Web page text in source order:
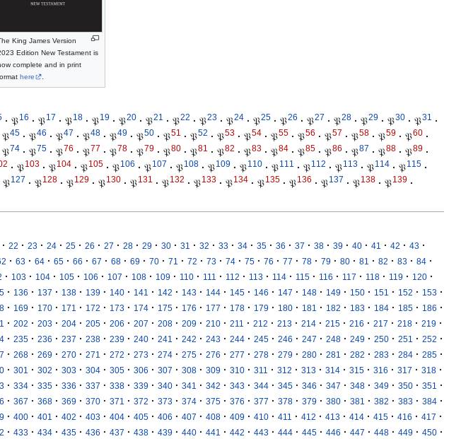
King James Version
Edition New Testament is
complete and in print
here .
· 𝔓16 · 𝔓17 · 𝔓18 · 𝔓19 · 𝔓20 · 𝔓21 · 𝔓22 · 𝔓23 · 𝔓24 · 𝔓25 · 𝔓26 · 𝔓27 · 𝔓28 · 𝔓29 · 𝔓30 · 𝔓31 ·
𝔓45 · 𝔓46 · 𝔓47 · 𝔓48 · 𝔓49 · 𝔓50 · 𝔓51 · 𝔓52 · 𝔓53 · 𝔓54 · 𝔓55 · 𝔓56 · 𝔓57 · 𝔓58 · 𝔓59 · 𝔓60 ·
𝔓74 · 𝔓75 · 𝔓76 · 𝔓77 · 𝔓78 · 𝔓79 · 𝔓80 · 𝔓81 · 𝔓82 · 𝔓83 · 𝔓84 · 𝔓85 · 𝔓86 · 𝔓87 · 𝔓88 · 𝔓89 ·
· 𝔓103 · 𝔓104 · 𝔓105 · 𝔓106 · 𝔓107 · 𝔓108 · 𝔓109 · 𝔓110 · 𝔓111 · 𝔓112 · 𝔓113 · 𝔓114 · 𝔓115 ·
𝔓127 · 𝔓128 · 𝔓129 · 𝔓130 · 𝔓131 · 𝔓132 · 𝔓133 · 𝔓134 · 𝔓135 · 𝔓136 · 𝔓137 · 𝔓138 · 𝔓139 ·
· 22 · 23 · 24 · 25 · 26 · 27 · 28 · 29 · 30 · 31 · 32 · 33 · 34 · 35 · 36 · 37 · 38 · 39 · 40 · 41 · 42 · 43 ·
· 63 · 64 · 65 · 66 · 67 · 68 · 69 · 70 · 71 · 72 · 73 · 74 · 75 · 76 · 77 · 78 · 79 · 80 · 81 · 82 · 83 · 84 ·
· 103 · 104 · 105 · 106 · 107 · 108 · 109 · 110 · 111 · 112 · 113 · 114 · 115 · 116 · 117 · 118 · 119 · 120 ·
· 136 · 137 · 138 · 139 · 140 · 141 · 142 · 143 · 144 · 145 · 146 · 147 · 148 · 149 · 150 · 151 · 152 · 153 ·
· 169 · 170 · 171 · 172 · 173 · 174 · 175 · 176 · 177 · 178 · 179 · 180 · 181 · 182 · 183 · 184 · 185 · 186 ·
· 202 · 203 · 204 · 205 · 206 · 207 · 208 · 209 · 210 · 211 · 212 · 213 · 214 · 215 · 216 · 217 · 218 · 219 ·
· 235 · 236 · 237 · 238 · 239 · 240 · 241 · 242 · 243 · 244 · 245 · 246 · 247 · 248 · 249 · 250 · 251 · 252 ·
· 268 · 269 · 270 · 271 · 272 · 273 · 274 · 275 · 276 · 277 · 278 · 279 · 280 · 281 · 282 · 283 · 284 · 285 ·
· 301 · 302 · 303 · 304 · 305 · 306 · 307 · 308 · 309 · 310 · 311 · 312 · 313 · 314 · 315 · 316 · 317 · 318 ·
· 334 · 335 · 336 · 337 · 338 · 339 · 340 · 341 · 342 · 343 · 344 · 345 · 346 · 347 · 348 · 349 · 350 · 351 ·
· 367 · 368 · 369 · 370 · 371 · 372 · 373 · 374 · 375 · 376 · 377 · 378 · 379 · 380 · 381 · 382 · 383 · 384 ·
· 400 · 401 · 402 · 403 · 404 · 405 · 406 · 407 · 408 · 409 · 410 · 411 · 412 · 413 · 414 · 415 · 416 · 417 ·
· 433 · 434 · 435 · 436 · 437 · 438 · 439 · 440 · 441 · 442 · 443 · 444 · 445 · 446 · 447 · 448 · 449 · 450 ·